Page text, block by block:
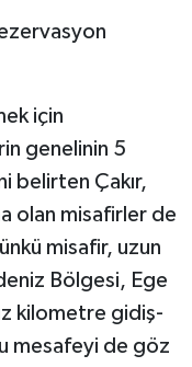
için
genelinin 5
belirten Çakır,
olan misafirler de
misafir, uzun
Bölgesi, Ege
kilometre gidiş-
mesafeyi de göz